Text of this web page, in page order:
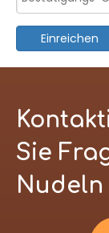
Einreichen
Sie
Nudeln